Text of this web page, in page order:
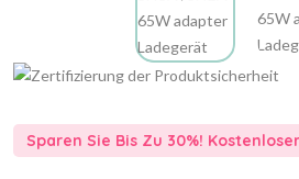
Sparen Sie Bis Zu 30%!